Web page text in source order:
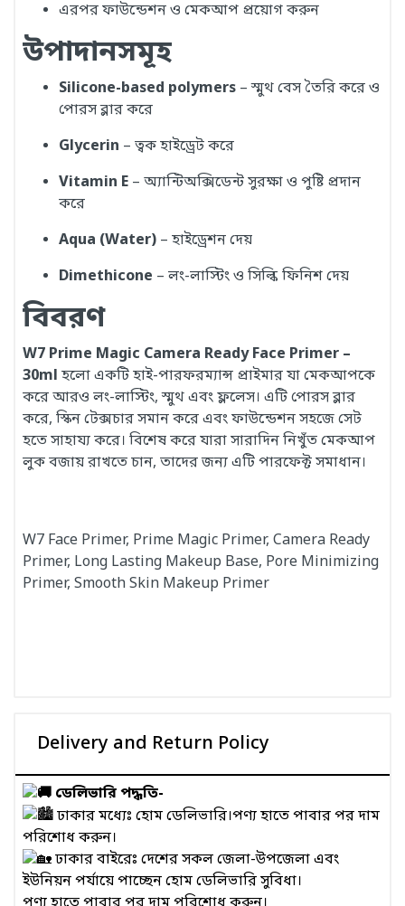
এরপর ফাউন্ডেশন ও মেকআপ প্রয়োগ করুন
উপাদানসমূহ
Silicone-based polymers – স্মুথ বেস তৈরি করে ও
পোরস ব্লার করে
Glycerin – ত্বক হাইড্রেট করে
Vitamin E – অ্যান্টিঅক্সিডেন্ট সুরক্ষা ও পুষ্টি প্রদান
করে
Aqua (Water) – হাইড্রেশন দেয়
Dimethicone – লং-লাস্টিং ও সিল্কি ফিনিশ দেয়
বিবরণ
W7 Prime Magic Camera Ready Face Primer –
30ml হলো একটি হাই-পারফরম্যান্স প্রাইমার যা মেকআপকে
করে আরও লং-লাস্টিং, স্মুথ এবং ফ্ললেস। এটি পোরস ব্লার
করে, স্কিন টেক্সচার সমান করে এবং ফাউন্ডেশন সহজে সেট
হতে সাহায্য করে। বিশেষ করে যারা সারাদিন নিখুঁত মেকআপ
লুক বজায় রাখতে চান, তাদের জন্য এটি পারফেক্ট সমাধান।
W7 Face Primer, Prime Magic Primer, Camera Ready
Primer, Long Lasting Makeup Base, Pore Minimizing
Primer, Smooth Skin Makeup Primer
Delivery and Return Policy
ডেলিভারি পদ্ধতি-
ঢাকার মধ্যেঃ হোম ডেলিভারি।পণ্য হাতে পাবার পর দাম
পরিশোধ করুন।
ঢাকার বাইরেঃ দেশের সকল জেলা-উপজেলা এবং
ইউনিয়ন পর্যায়ে পাচ্ছেন হোম ডেলিভারি সুবিধা।